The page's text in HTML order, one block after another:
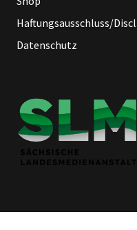
Haftungsausschluss/
Datenschutz